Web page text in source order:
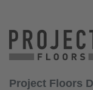
Project Floors